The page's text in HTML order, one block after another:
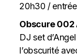
20h30 /
Obscure 002
DJ set
l’obscurité